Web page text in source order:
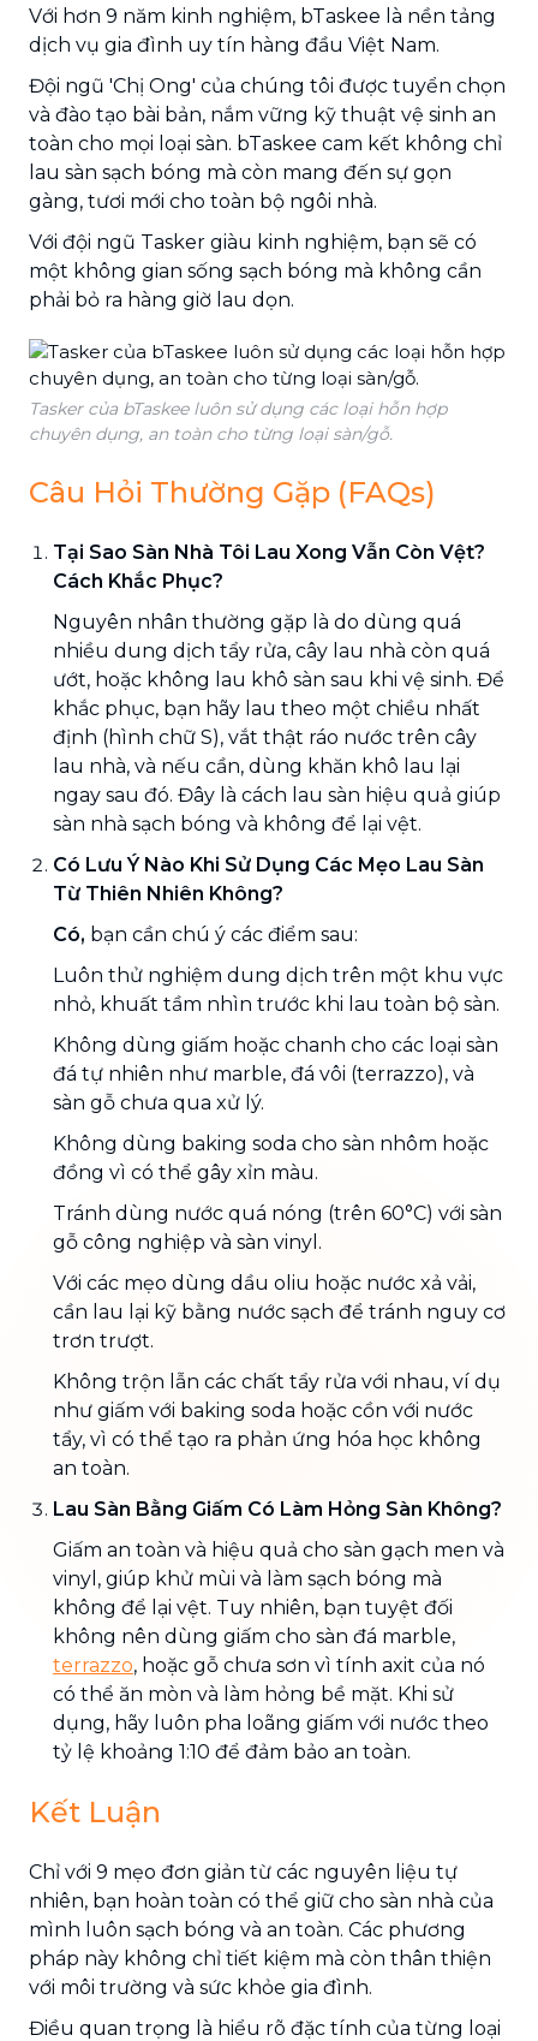
Với hơn 9 năm kinh nghiệm, bTaskee là nền tảng
dịch vụ gia đình uy tín hàng đầu Việt Nam.
Đội ngũ 'Chị Ong' của chúng tôi được tuyển chọn
và đào tạo bài bản, nắm vững kỹ thuật vệ sinh an
toàn cho mọi loại sàn. bTaskee cam kết không chỉ
lau sàn sạch bóng mà còn mang đến sự gọn
gàng, tươi mới cho toàn bộ ngôi nhà.
Với đội ngũ Tasker giàu kinh nghiệm, bạn sẽ có
một không gian sống sạch bóng mà không cần
phải bỏ ra hàng giờ lau dọn.
Tasker của bTaskee luôn sử dụng các loại hỗn hợp
chuyên dụng, an toàn cho từng loại sàn/gỗ.
Câu Hỏi Thường Gặp (FAQs)
Tại Sao Sàn Nhà Tôi Lau Xong Vẫn Còn Vệt?
Cách Khắc Phục?
Nguyên nhân thường gặp là do dùng quá
nhiều dung dịch tẩy rửa, cây lau nhà còn quá
ướt, hoặc không lau khô sàn sau khi vệ sinh. Để
khắc phục, bạn hãy lau theo một chiều nhất
định (hình chữ S), vắt thật ráo nước trên cây
lau nhà, và nếu cần, dùng khăn khô lau lại
ngay sau đó. Đây là cách lau sàn hiệu quả giúp
sàn nhà sạch bóng và không để lại vệt.
Có Lưu Ý Nào Khi Sử Dụng Các Mẹo Lau Sàn
Từ Thiên Nhiên Không?
Có, bạn cần chú ý các điểm sau:
Luôn thử nghiệm dung dịch trên một khu vực
nhỏ, khuất tầm nhìn trước khi lau toàn bộ sàn.
Không dùng giấm hoặc chanh cho các loại sàn
đá tự nhiên như marble, đá vôi (terrazzo), và
sàn gỗ chưa qua xử lý.
Không dùng baking soda cho sàn nhôm hoặc
đồng vì có thể gây xỉn màu.
Tránh dùng nước quá nóng (trên 60°C) với sàn
gỗ công nghiệp và sàn vinyl.
Với các mẹo dùng dầu oliu hoặc nước xả vải,
cần lau lại kỹ bằng nước sạch để tránh nguy cơ
trơn trượt.
Không trộn lẫn các chất tẩy rửa với nhau, ví dụ
như giấm với baking soda hoặc cồn với nước
tẩy, vì có thể tạo ra phản ứng hóa học không
an toàn.
Lau Sàn Bằng Giấm Có Làm Hỏng Sàn Không?
Giấm an toàn và hiệu quả cho sàn gạch men và
vinyl, giúp khử mùi và làm sạch bóng mà
không để lại vệt. Tuy nhiên, bạn tuyệt đối
không nên dùng giấm cho sàn đá marble,
terrazzo, hoặc gỗ chưa sơn vì tính axit của nó
có thể ăn mòn và làm hỏng bề mặt. Khi sử
dụng, hãy luôn pha loãng giấm với nước theo
tỷ lệ khoảng 1:10 để đảm bảo an toàn.
Kết Luận
Chỉ với 9 mẹo đơn giản từ các nguyên liệu tự
nhiên, bạn hoàn toàn có thể giữ cho sàn nhà của
mình luôn sạch bóng và an toàn. Các phương
pháp này không chỉ tiết kiệm mà còn thân thiện
với môi trường và sức khỏe gia đình.
Điều quan trọng là hiểu rõ đặc tính của từng loại